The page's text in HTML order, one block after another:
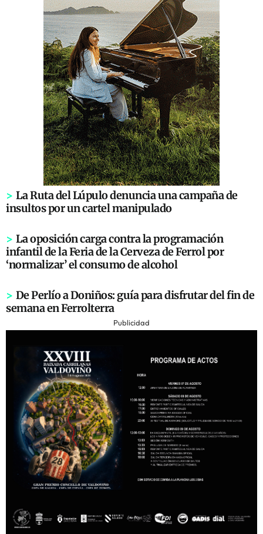
> La Ruta del Lúpulo denuncia una campaña de
insultos por un cartel manipulado
> La oposición carga contra la programación
infantil de la Feria de la Cerveza de Ferrol por
‘normalizar’ el consumo de alcohol
> De Perlío a Doniños: guía para disfrutar del fin de
semana en Ferrolterra
Publicidad